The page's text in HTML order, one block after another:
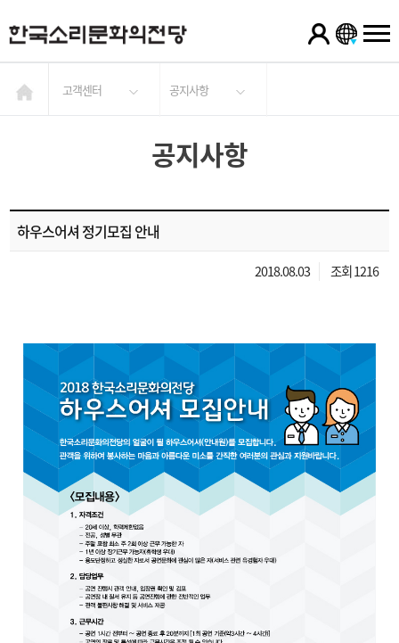
고객센터 공지사항
공지사항
하우스어셔 정기모집 안내
2018.08.03 조회 1216